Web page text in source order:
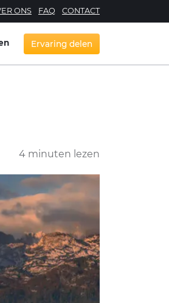
ONS FAQ CONTACT
Ervaring delen
4 minuten lezen